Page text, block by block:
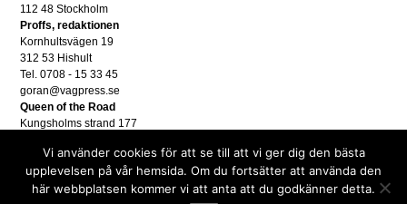
112 48 Stockholm
Proffs, redaktionen
Kornhultsvägen 19
312 53 Hishult
Tel. 0708 - 15 33 45
goran@vagpress.se
Queen of the Road
Kungsholms strand 177
Annonsera
Tel. 08 - 653 83 80
annons@vagpress.se
Vi använder cookies för att se till att vi ger dig den bästa
upplevelsen på vår hemsida. Om du fortsätter att använda den
här webbplatsen kommer vi att anta att du godkänner detta.